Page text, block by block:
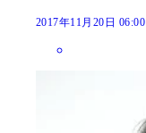
2017年11月20日 06:00